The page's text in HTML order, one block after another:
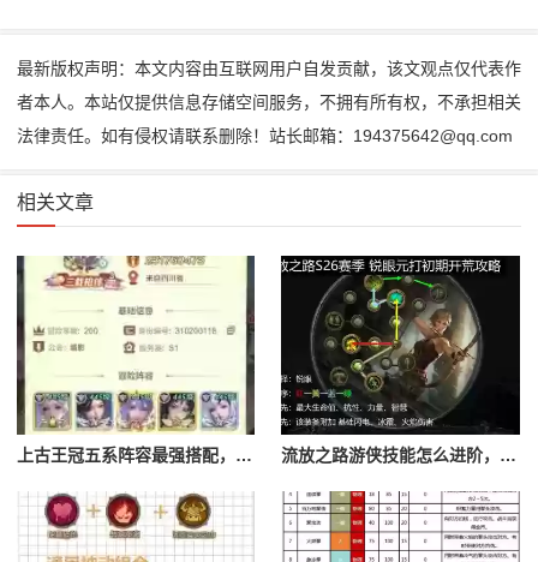
最新版权声明：本文内容由互联网用户自发贡献，该文观点仅代表作
者本人。本站仅提供信息存储空间服务，不拥有所有权，不承担相关
法律责任。如有侵权请联系删除！站长邮箱：194375642@qq.com
相关文章
上古王冠五系阵容最强搭配，上古王冠五星排行 流放之路游侠技能怎么进阶，流放之路游侠技能怎么进阶的